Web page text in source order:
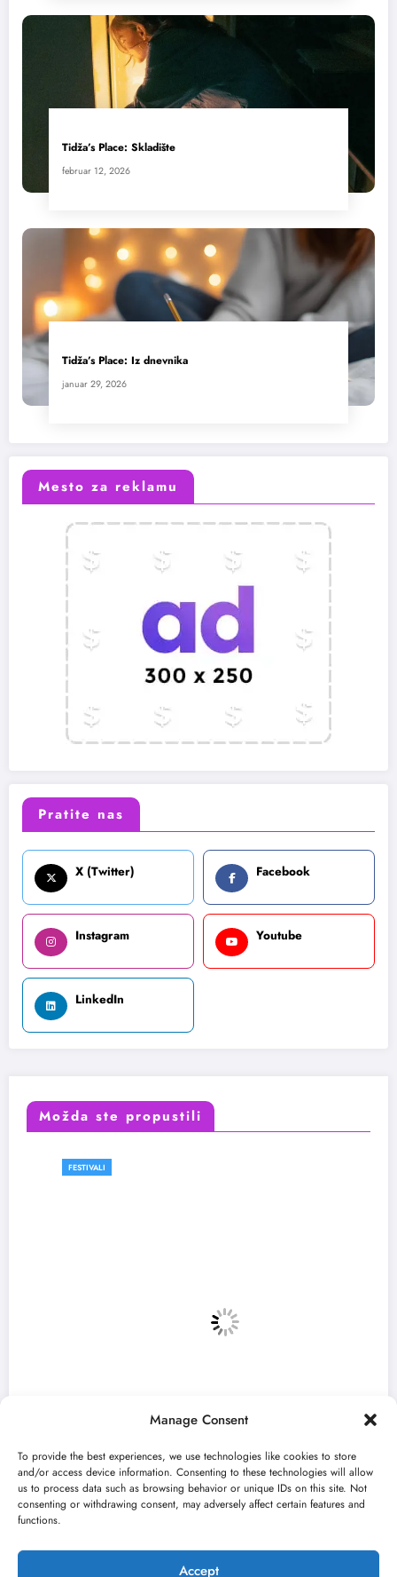
Manage Consent
To provide the best experiences, we use technologies like cookies to store
and/or access device information. Consenting to these technologies will allow
us to process data such as browsing behavior or unique IDs on this site. Not
consenting or withdrawing consent, may adversely affect certain features and
functions.
Accept
Tidža’s Place: Skladište
februar 12, 2026
Tidža’s Place: Iz dnevnika
januar 29, 2026
Mesto za reklamu
Pratite nas
X (Twitter) Facebook
Instagram Youtube
LinkedIn
Možda ste propustili
mali festival u Vojvodini“ i ovog